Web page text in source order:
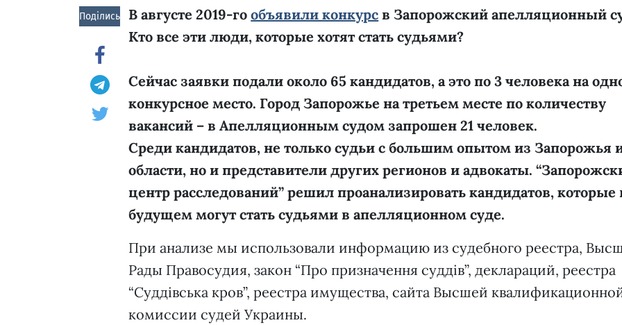
Поділись! В августе 2019-гообъявили конкурс в Запорожский апелляционный
Кто все эти люди, которые хотят стать судьями?
Сейчас заявки подали около 65 кандидатов, а это по 3 человека на
конкурсное место. Город Запорожье на третьем месте по количеству
вакансий – в Апелляционным судом запрошен 21 человек.
Среди кандидатов, не только судьи с большим опытом из Запорожья
области, но и представители других регионов и адвокаты.
центр расследований” решил проанализировать кандидатов, которые
будущем могут стать судьями в апелляционном суде.
При анализе мы использовали информацию из судебного реестра,
Рады Правосудия, закон “Про призначення суддів”, деклараций, реестра
“Суддівська кров”, реестра имущества, сайта Высшей
комиссии судей Украины.